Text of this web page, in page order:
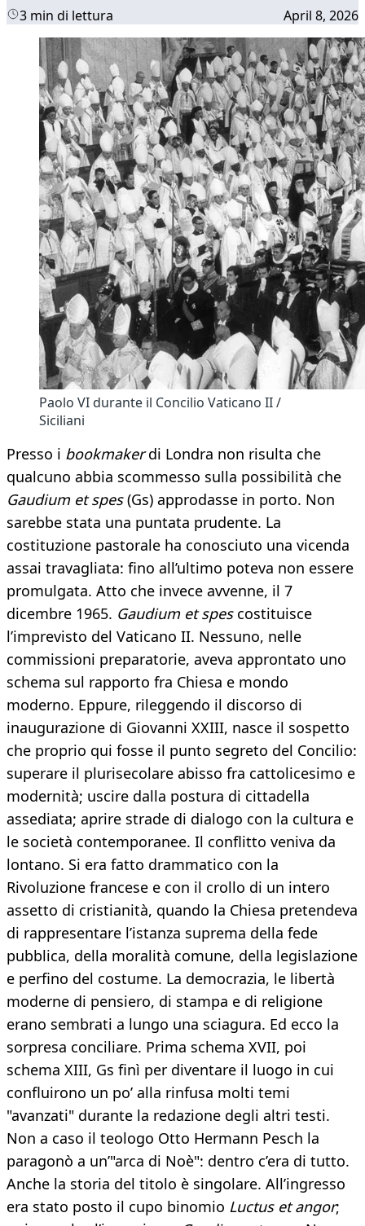
3 min di lettura April 8, 2026
Paolo VI durante il Concilio Vaticano II /
Siciliani
Presso i bookmakerdi Londra non risulta che
qualcuno abbia scommesso sulla possibilità che
Gaudium et spes(Gs) approdasse in porto. Non
sarebbe stata una puntata prudente. La
costituzione pastorale ha conosciuto una vicenda
assai travagliata: fino all’ultimo poteva non essere
promulgata. Atto che invece avvenne, il 7
dicembre 1965. Gaudium et spes costituisce
l’imprevisto del Vaticano II. Nessuno, nelle
commissioni preparatorie, aveva approntato uno
schema sul rapporto fra Chiesa e mondo
moderno. Eppure, rileggendo il discorso di
inaugurazione di Giovanni XXIII, nasce il sospetto
che proprio qui fosse il punto segreto del Concilio:
superare il plurisecolare abisso fra cattolicesimo e
modernità; uscire dalla postura di cittadella
assediata; aprire strade di dialogo con la cultura e
le società contemporanee. Il conflitto veniva da
lontano. Si era fatto drammatico con la
Rivoluzione francese e con il crollo di un intero
assetto di cristianità, quando la Chiesa pretendeva
di rappresentare l’istanza suprema della fede
pubblica, della moralità comune, della legislazione
e perfino del costume. La democrazia, le libertà
moderne di pensiero, di stampa e di religione
erano sembrati a lungo una sciagura. Ed ecco la
sorpresa conciliare. Prima schema XVII, poi
schema XIII, Gs finì per diventare il luogo in cui
confluirono un po’ alla rinfusa molti temi
"avanzati" durante la redazione degli altri testi.
Non a caso il teologo Otto Hermann Pesch la
paragonò a un’"arca di Noè": dentro c’era di tutto.
Anche la storia del titolo è singolare. All’ingresso
era stato posto il cupo binomio Luctus et angor;